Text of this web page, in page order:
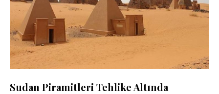
Sudan Piramitleri Tehlike Altında